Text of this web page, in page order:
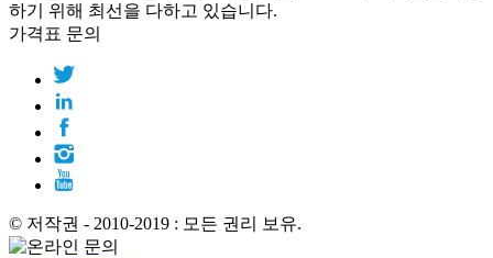
하기 위해 최선을 다하고 있습니다.
가격표 문의
© 저작권 - 2010-2019 : 모든 권리 보유.